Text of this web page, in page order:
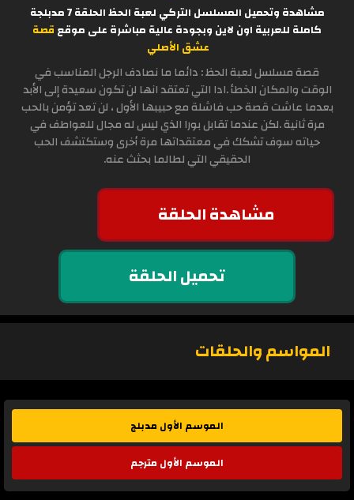
مشاهدة وتحميل المسلسل التركي لعبة الحظ الحلقة 7 مدبلجة
كاملة للعربية اون لاين وبجودة عالية مباشرة على موقع قصة
عشق الأصلي
قصة مسلسل لعبة الحظ : دائما ما نصادف الرجل المناسب في
الوقت والمكان الخطأ .ادا التي تعتقد انها لن تكون سعيدة إلى الأبد
بعدما عاشت قصة حب فاشلة مع حبيبها الأول ، لن تعد تؤمن بالحب
مرة ثانية .لكن عندما تقابل بورا الذي ليس له مجال للعواطف في
حياته سوف تشكك في معتقداتها مرة أخرى وستكتشف الحب
الحقيقي التي لطالما بحثث عنه.
مشاهدة الحلقة
تحميل الحلقة
المواسم والحلقات
الموسم الأول مدبلج
الموسم الأول مترجم